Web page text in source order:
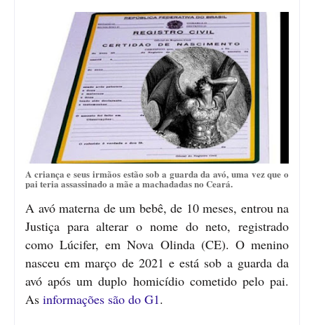
A criança e seus irmãos estão sob a guarda da avó, uma vez que o
pai teria assassinado a mãe a machadadas no Ceará.
A avó materna de um bebê, de 10 meses, entrou na
Justiça para alterar o nome do neto, registrado
como Lúcifer, em Nova Olinda (CE). O menino
nasceu em março de 2021 e está sob a guarda da
avó após um duplo homicídio cometido pelo pai.
As informações são do G1.